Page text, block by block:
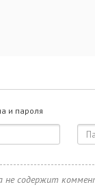
и пароля
не содержит